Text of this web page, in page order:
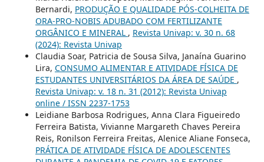
Bernardi, PRODUÇÃO E QUALIDADE PÓS-COLHEITA DE
ORA-PRO-NOBIS ADUBADO COM FERTILIZANTE
ORGÂNICO E MINERAL , Revista Univap: v. 30 n. 68
(2024): Revista Univap
Claudia Soar, Patricia de Sousa Silva, Janaína Guarino
Lira, CONSUMO ALIMENTAR E ATIVIDADE FÍSICA DE
ESTUDANTES UNIVERSITÁRIOS DA ÁREA DE SAÚDE ,
Revista Univap: v. 18 n. 31 (2012): Revista Univap
online / ISSN 2237-1753
Leidiane Barbosa Rodrigues, Anna Clara Figueiredo
Ferreira Batista, Vivianne Margareth Chaves Pereira
Reis, Ronilson Ferreira Freitas, Alenice Aliane Fonseca,
PRÁTICA DE ATIVIDADE FÍSICA DE ADOLESCENTES